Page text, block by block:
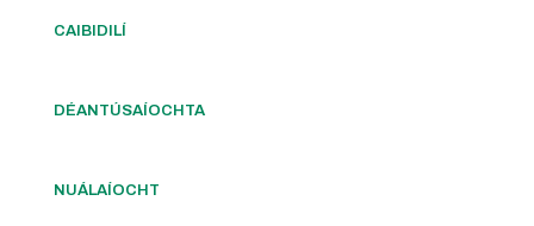
CAIBIDILÍ
DÉANTÚSAÍOCHTA
NUÁLAÍOCHT